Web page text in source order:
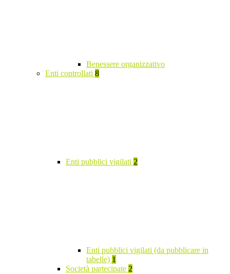
Benessere organizzativo
Enti controllati 8
Enti pubblici vigilati 2
Enti pubblici vigilati (da pubblicare in
tabelle) 1
Società partecipate 2